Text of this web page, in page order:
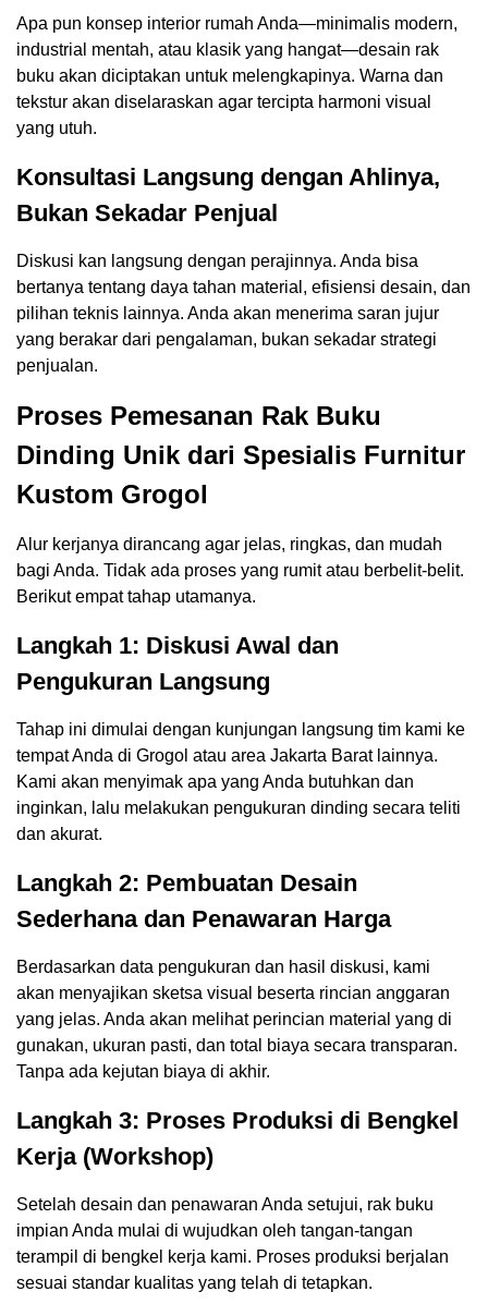
Apa pun konsep interior rumah Anda—minimalis modern,
industrial mentah, atau klasik yang hangat—desain rak
buku akan diciptakan untuk melengkapinya. Warna dan
tekstur akan diselaraskan agar tercipta harmoni visual
yang utuh.
Konsultasi Langsung dengan Ahlinya,
Bukan Sekadar Penjual
Diskusi kan langsung dengan perajinnya. Anda bisa
bertanya tentang daya tahan material, efisiensi desain, dan
pilihan teknis lainnya. Anda akan menerima saran jujur
yang berakar dari pengalaman, bukan sekadar strategi
penjualan.
Proses Pemesanan Rak Buku
Dinding Unik dari Spesialis Furnitur
Kustom Grogol
Alur kerjanya dirancang agar jelas, ringkas, dan mudah
bagi Anda. Tidak ada proses yang rumit atau berbelit-belit.
Berikut empat tahap utamanya.
Langkah 1: Diskusi Awal dan
Pengukuran Langsung
Tahap ini dimulai dengan kunjungan langsung tim kami ke
tempat Anda di Grogol atau area Jakarta Barat lainnya.
Kami akan menyimak apa yang Anda butuhkan dan
inginkan, lalu melakukan pengukuran dinding secara teliti
dan akurat.
Langkah 2: Pembuatan Desain
Sederhana dan Penawaran Harga
Berdasarkan data pengukuran dan hasil diskusi, kami
akan menyajikan sketsa visual beserta rincian anggaran
yang jelas. Anda akan melihat perincian material yang di
gunakan, ukuran pasti, dan total biaya secara transparan.
Tanpa ada kejutan biaya di akhir.
Langkah 3: Proses Produksi di Bengkel
Kerja (Workshop)
Setelah desain dan penawaran Anda setujui, rak buku
impian Anda mulai di wujudkan oleh tangan-tangan
terampil di bengkel kerja kami. Proses produksi berjalan
sesuai standar kualitas yang telah di tetapkan.